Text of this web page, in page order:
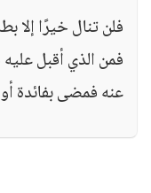
فلن تنال خيرًا إلا
فمن الذي أقبل
عنه فمضى بفائدة